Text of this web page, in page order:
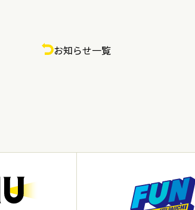
お知らせ一覧